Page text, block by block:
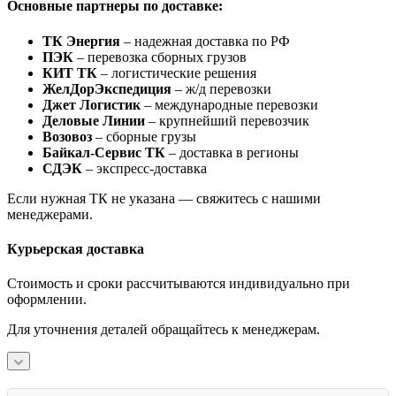
Основные партнеры по доставке:
ТК Энергия – надежная доставка по РФ
ПЭК – перевозка сборных грузов
КИТ ТК – логистические решения
ЖелДорЭкспедиция – ж/д перевозки
Джет Логистик – международные перевозки
Деловые Линии – крупнейший перевозчик
Возовоз – сборные грузы
Байкал-Сервис ТК – доставка в регионы
СДЭК – экспресс-доставка
Если нужная ТК не указана — свяжитесь с нашими
менеджерами.
Курьерская доставка
Стоимость и сроки рассчитываются индивидуально при
оформлении.
Для уточнения деталей обращайтесь к менеджерам.